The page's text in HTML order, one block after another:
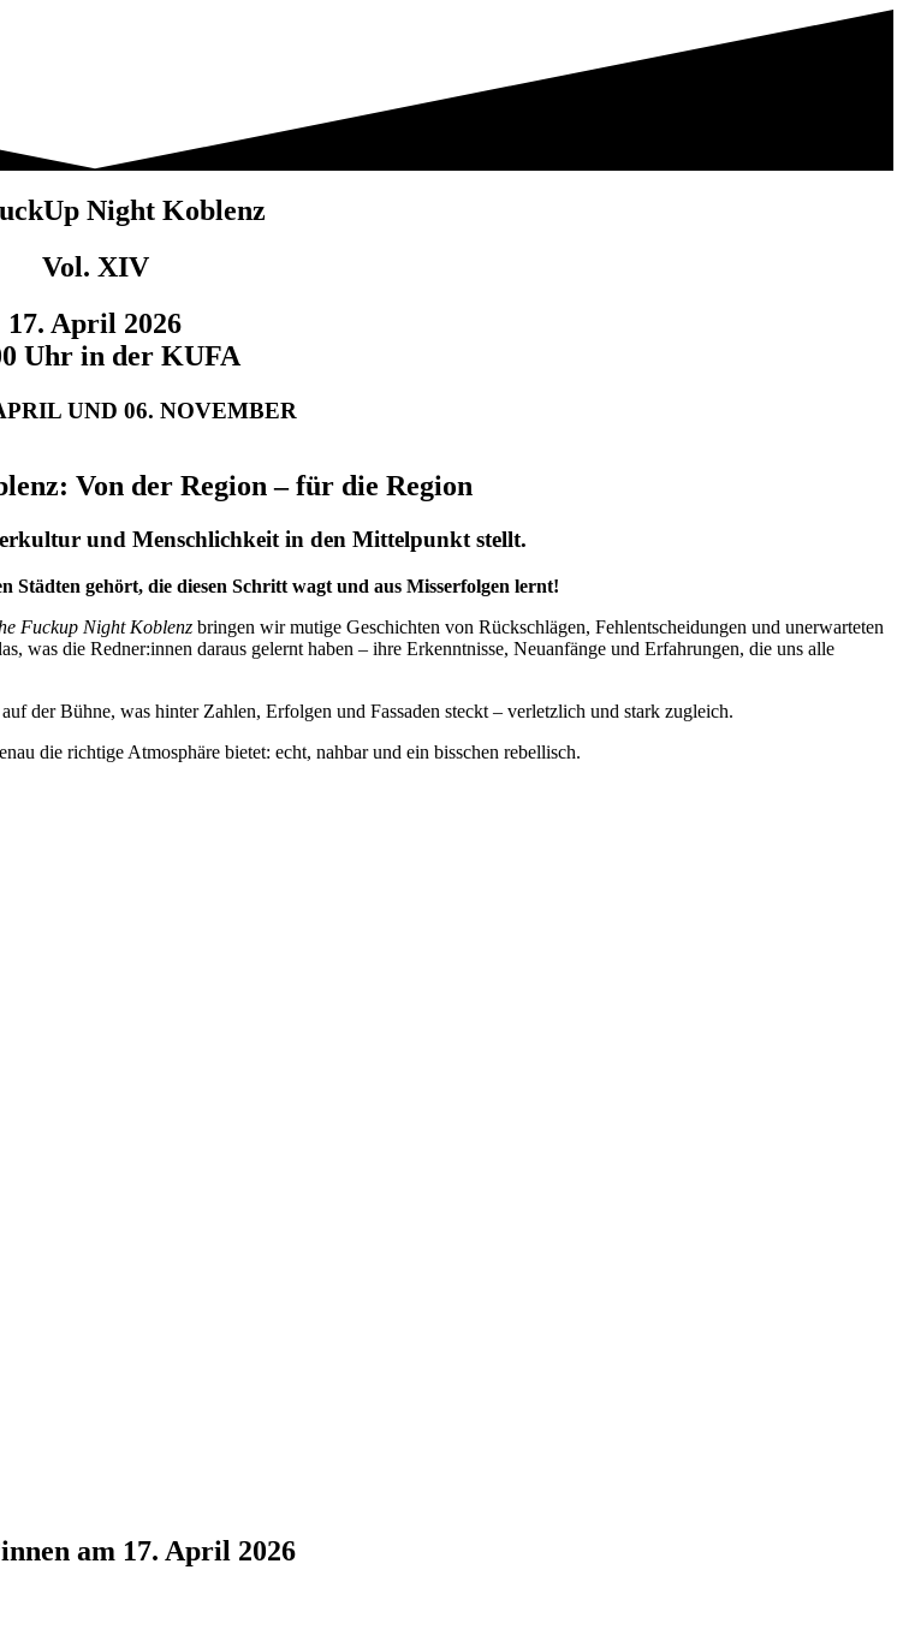
Night Koblenz
Vol. XIV
17. April 2026
Uhr in der KUFA
UND 06. NOVEMBER
Von der Region – für die Region
und Menschlichkeit in den Mittelpunkt stellt.
Städten gehört, die diesen Schritt wagt und aus Misserfolgen lernt!
Fuckup Night Koblenz bringen wir mutige Geschichten von Rückschlägen, Fehlentscheidungen und unerwarteten
was die Redner:innen daraus gelernt haben – ihre Erkenntnisse, Neuanfänge und Erfahrungen, die uns alle
der Bühne, was hinter Zahlen, Erfolgen und Fassaden steckt – verletzlich und stark zugleich.
die richtige Atmosphäre bietet: echt, nahbar und ein bisschen rebellisch.
am 17. April 2026